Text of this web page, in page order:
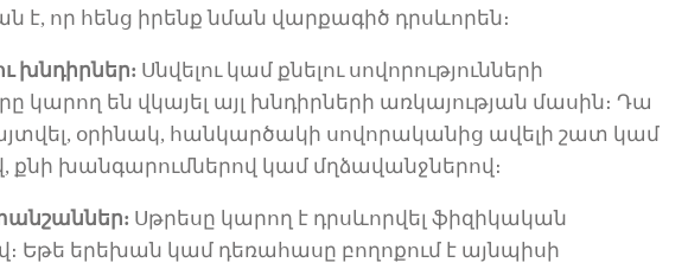
է, որ հենց իրենքնման վարքագիծ դրսևորեն։
խնդիրներ: Սնվելուկամ քնելու սովորությունների
ը կարող են վկայել այլ խնդիրների առկայության մասին։ Դա
օրինակ, հանկարծակի սովորականից ավելի շատ կամ
քն ի խանգարումներով կամ մղձավանջներով։
: Սթրեսը կարող է դրսևորվել ֆիզիկական
Եթե երեխան կամ դեռահասը բողոքում է այնպիսի